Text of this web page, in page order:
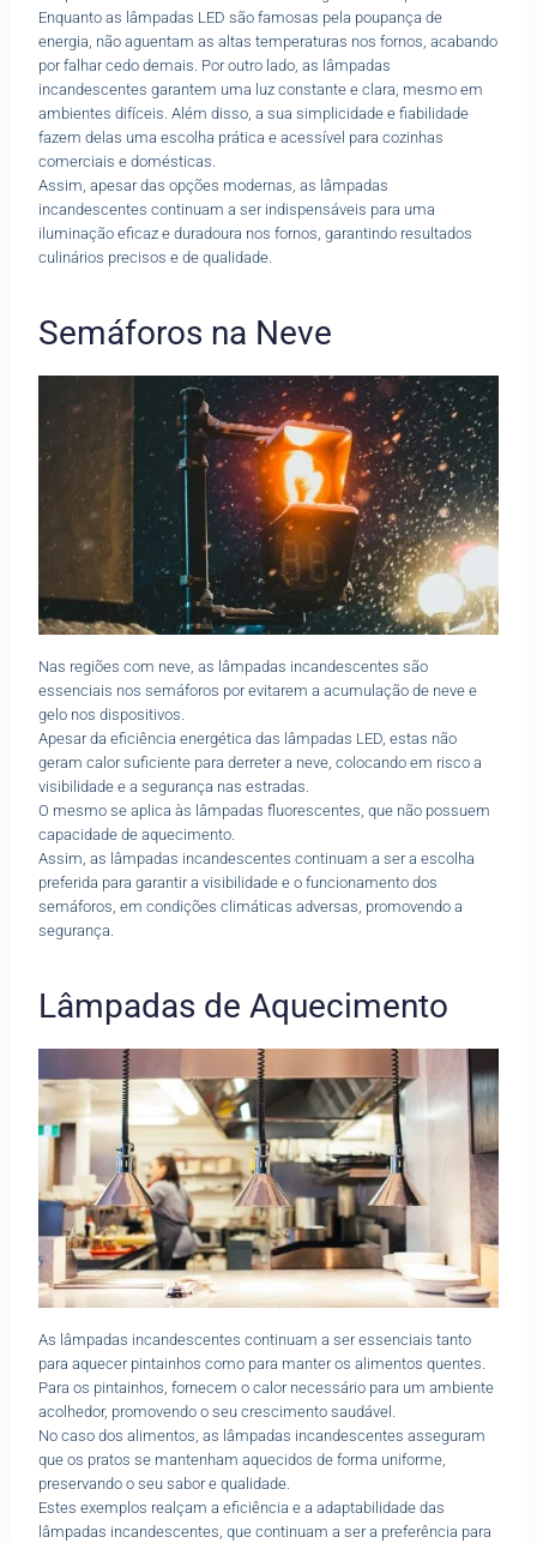
Enquanto as lâmpadas LED são famosas pela poupança de
energia, não aguentam as altas temperaturas nos fornos, acabando
por falhar cedo demais. Por outro lado, as lâmpadas
incandescentes garantem uma luz constante e clara, mesmo em
ambientes difíceis. Além disso, a sua simplicidade e fiabilidade
fazem delas uma escolha prática e acessível para cozinhas
comerciais e domésticas.
Assim, apesar das opções modernas, as lâmpadas
incandescentes continuam a ser indispensáveis para uma
iluminação eficaz e duradoura nos fornos, garantindo resultados
culinários precisos e de qualidade.
Semáforos na Neve
Nas regiões com neve, as lâmpadas incandescentes são
essenciais nos semáforos por evitarem a acumulação de neve e
gelo nos dispositivos.
Apesar da eficiência energética das lâmpadas LED, estas não
geram calor suficiente para derreter a neve, colocando em risco a
visibilidade e a segurança nas estradas.
O mesmo se aplica às lâmpadas fluorescentes, que não possuem
capacidade de aquecimento.
Assim, as lâmpadas incandescentes continuam a ser a escolha
preferida para garantir a visibilidade e o funcionamento dos
semáforos, em condições climáticas adversas, promovendo a
segurança.
Lâmpadas de Aquecimento
As lâmpadas incandescentes continuam a ser essenciais tanto
para aquecer pintainhos como para manter os alimentos quentes.
Para os pintainhos, fornecem o calor necessário para um ambiente
acolhedor, promovendo o seu crescimento saudável.
No caso dos alimentos, as lâmpadas incandescentes asseguram
que os pratos se mantenham aquecidos de forma uniforme,
preservando o seu sabor e qualidade.
Estes exemplos realçam a eficiência e a adaptabilidade das
lâmpadas incandescentes, que continuam a ser a preferência para